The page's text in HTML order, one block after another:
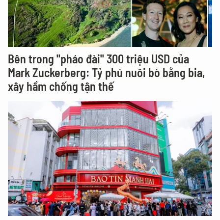
Bên trong "pháo đài" 300 triệu USD của
Mark Zuckerberg: Tỷ phú nuôi bò bằng bia,
xây hầm chống tận thế